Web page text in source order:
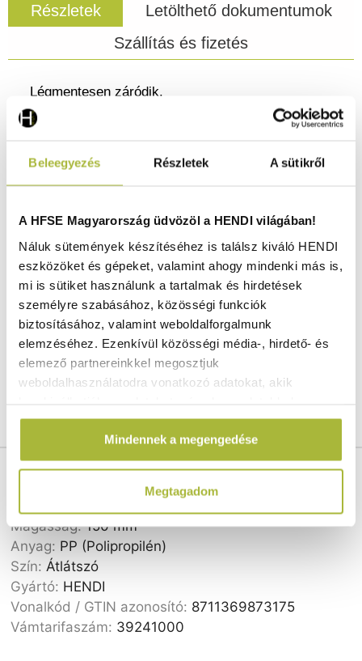
Beleegyezés Részletek A sütikről
A HFSE Magyarország üdvözöl a HENDI világában!
Náluk sütemények készítéséhez is találsz kiváló HENDI
eszközöket és gépeket, valamint ahogy mindenki más is,
mi is sütiket használunk a tartalmak és hirdetések
személyre szabásához, közösségi funkciók
biztosításához, valamint weboldalforgalmunk
elemzéséhez. Ezenkívül közösségi média-, hirdető- és
elemező partnereinkkel megosztjuk
weboldalhasználatodra vonatkozó adatokat, akik
amelyeket Te adtál meg számukra vagy az általad
használt más szolgáltatásokból gyűjtöttek.
Mindennek a megengedése
Megtagadom
Részletek
Letölthető dokumentumok
Szállítás és fizetés
Légmentesen záródik.
Polipropilénből készült.
Színes klipszeket tartalmaz (zöld, sárga, kék és
Egymásra rakható.
Az anyagba ágyazott címke a tárolási folyamat
nyomon követésére.
Mosható címkék.
Biztonságos, szivárgásmentes tömítés.
A címkék kitöltésére szolgáló markereket külön
kell megrendelni.
Hőmérsékleti ellenállás: -40º to +100ºC között.
Cikkszám:873175
Magasság:150 mm
Anyag: PP (Polipropilén)
Szín: Átlátszó
Gyártó: HENDI
Vonalkód / GTIN azonosító: 8711369873175
Vámtarifaszám: 39241000